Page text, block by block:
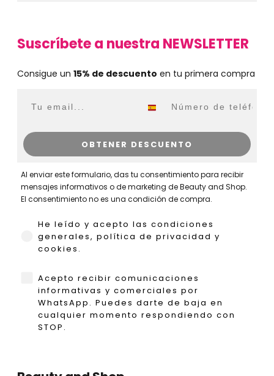
Suscríbete a nuestra NEWSLETTER
Consigue un 15% de descuento en tu primera compra
OBTENER DESCUENTO
Al enviar este formulario, das tu consentimiento para recibir
mensajes informativos o de marketing de Beauty and Shop.
El consentimiento no es una condición de compra.
He leído y acepto las condiciones
He leído y acepto las condiciones
generales, política de privacidad y
cookies.
WhatsApp
Acepto recibir comunicaciones
informativas y comerciales por
WhatsApp. Puedes darte de baja en
cualquier momento respondiendo con
STOP.